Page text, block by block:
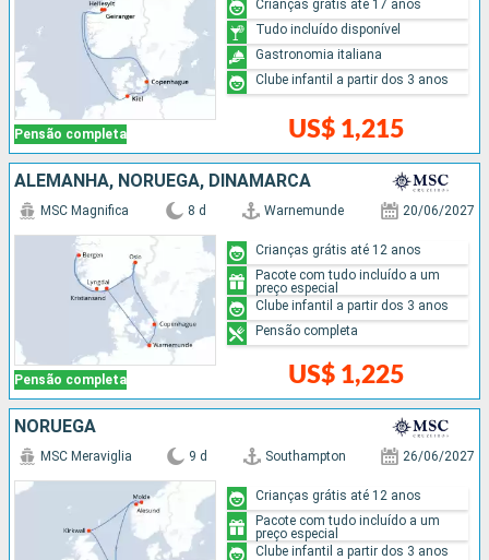
Pensão completa US$ 1,215
Crianças grátis até 17 anos
Tudo incluído disponível
Gastronomia italiana
Clube infantil a partir dos 3 anos
ALEMANHA, NORUEGA, DINAMARCA
Pensão completa
MSC Magnifica 8 d Warnemunde 20/06/2027
US$ 1,225
Crianças grátis até 12 anos
Pacote com tudo incluído a um
preço especial
Clube infantil a partir dos 3 anos
Pensão completa
NORUEGA
MSC Meraviglia 9 d Southampton 26/06/2027
Crianças grátis até 12 anos
Pacote com tudo incluído a um
preço especial
Clube infantil a partir dos 3 anos